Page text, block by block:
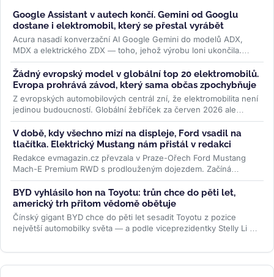
Google Assistant v autech končí. Gemini od Googlu
dostane i elektromobil, který se přestal vyrábět
Acura nasadí konverzační AI Google Gemini do modelů ADX,
MDX a elektrického ZDX — toho, jehož výrobu loni ukončila.
Přidává se k vlně,...>>
Žádný evropský model v globální top 20 elektromobilů.
Evropa prohrává závod, který sama občas zpochybňuje
Z evropských automobilových centrál zní, že elektromobilita není
jedinou budoucností. Globální žebříček za červen 2026 ale
ukazuje...>>
V době, kdy všechno mizí na displeje, Ford vsadil na
tlačítka. Elektrický Mustang nám přistál v redakci
Redakce evmagazin.cz převzala v Praze-Ořech Ford Mustang
Mach-E Premium RWD s prodlouženým dojezdem. Začíná
půlroční test, ve kterém...>>
BYD vyhlásilo hon na Toyotu: trůn chce do pěti let,
americký trh přitom vědomě obětuje
Čínský gigant BYD chce do pěti let sesadit Toyotu z pozice
největší automobilky světa — a podle viceprezidentky Stelly Li k